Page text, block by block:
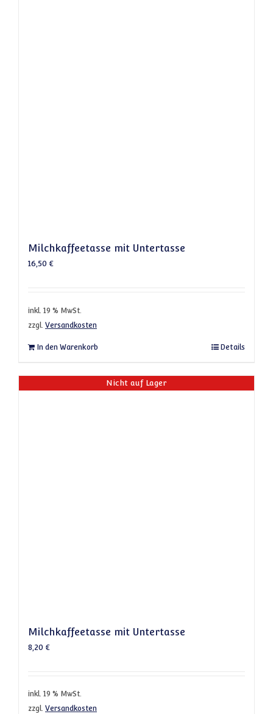
Milchkaffeetasse mit Untertasse
16,50 €
inkl. 19 % MwSt.
zzgl. Versandkosten
In den Warenkorb Details
Nicht auf Lager
Milchkaffeetasse mit Untertasse
8,20 €
inkl. 19 % MwSt.
zzgl. Versandkosten